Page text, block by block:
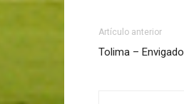
Artículo anterior
Tolima – Envigado